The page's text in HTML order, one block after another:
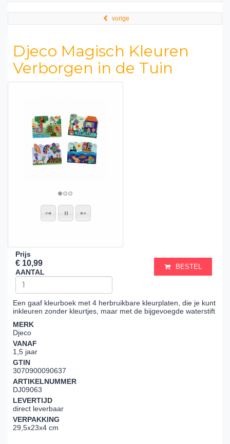
vorige
Djeco Magisch Kleuren
Verborgen in de Tuin
Prijs
€ 10,99
AANTAL
BESTEL
Een gaaf kleurboek met 4 herbruikbare kleurplaten, die je kunt
inkleuren zonder kleurtjes, maar met de bijgevoegde waterstift
MERK
Djeco
VANAF
1,5 jaar
GTIN
3070900090637
ARTIKELNUMMER
DJ09063
LEVERTIJD
direct leverbaar
VERPAKKING
29,5x23x4 cm